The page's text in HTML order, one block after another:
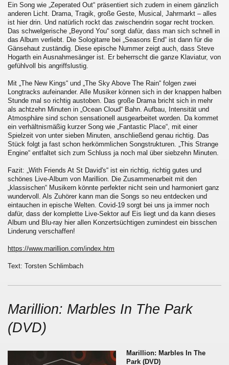
Ein Song wie „Zeperated Out“ präsentiert sich zudem in einem gänzlich
anderen Licht. Drama, Tragik, große Geste, Musical, Jahrmarkt – alles
ist hier drin. Und natürlich rockt das zwischendrin sogar recht trocken.
Das schwelgerische „Beyond You“ sorgt dafür, dass man sich schnell in
das Album verliebt. Die Sologitarre bei „Seasons End“ ist dann für die
Gänsehaut zuständig. Diese epische Nummer zeigt auch, dass Steve
Hogarth ein Ausnahmesänger ist. Er beherrscht die ganze Klaviatur, von
gefühlvoll bis angriffslustig.
Mit „The New Kings“ und „The Sky Above The Rain“ folgen zwei
Longtracks aufeinander. Alle Musiker können sich in der knappen halben
Stunde mal so richtig austoben. Das große Drama bricht sich in mehr
als achtzehn Minuten in „Ocean Cloud“ Bahn. Aufbau, Intensität und
Atmosphäre sind schon sensationell ausgearbeitet worden. Da kommet
ein verhältnismäßig kurzer Song wie „Fantastic Place“, mit einer
Spielzeit von unter sieben Minuten, anschließend genau richtig. Das
Stück folgt ja fast schon herkömmlichen Songstrukturen. „This Strange
Engine“ entfaltet sich zum Schluss ja noch mal über siebzehn Minuten.
Fazit: „With Friends At St David's“ ist ein richtig, richtig gutes und
schönes Live-Album von Marillion. Die Zusammenarbeit mit den
„klassischen“ Musikern könnte perfekter nicht sein und harmoniert ganz
wundervoll. Als Zuhörer kann man die Songs so neu entdecken und
eintauchen in epische Welten. Covid-19 sorgt bei uns ja immer noch
dafür, dass der komplette Live-Sektor auf Eis liegt und da kann dieses
Album und Blu-ray hier allen Konzertsüchtigen zumindest ein bisschen
Linderung verschaffen!
https://www.marillion.com/index.htm
Text: Torsten Schlimbach
Marillion: Marbles In The Park
(DVD)
Marillion: Marbles In The
Park (DVD)